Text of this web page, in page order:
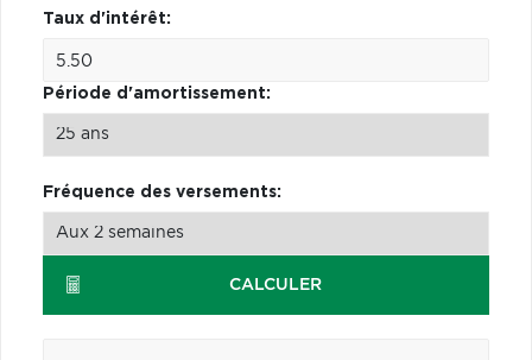
Taux d'intérêt:
Période d'amortissement:
Fréquence des versements:
CALCULER